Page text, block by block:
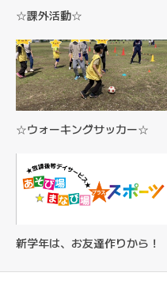
☆課外活動☆
☆ウォーキングサッカー☆
新学年は、お友達作りから！